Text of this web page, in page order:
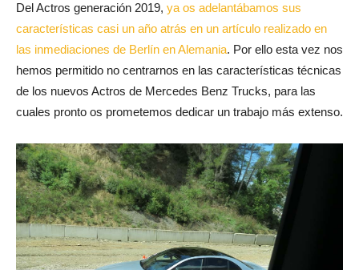
Del Actros generación 2019, ya os adelantábamos sus
características casi un año atrás en un artículo realizado en
las inmediaciones de Berlín en Alemania. Por ello esta vez nos
hemos permitido no centrarnos en las características técnicas
de los nuevos Actros de Mercedes Benz Trucks, para las
cuales pronto os prometemos dedicar un trabajo más extenso.